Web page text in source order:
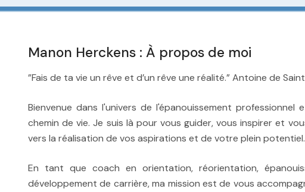
Manon Herckens : À propos de moi
”Fais de ta vie un rêve et d’un rêve une réalité.” Antoine de
Bienvenue dans l'univers de l'épanouissement
chemin de vie. Je suis là pour vous guider, vous inspirer et
vers la réalisation de vos aspirations et de votre plein potentiel.
En tant que coach en orientation, réorientation,
développement de carrière, ma mission est de vous